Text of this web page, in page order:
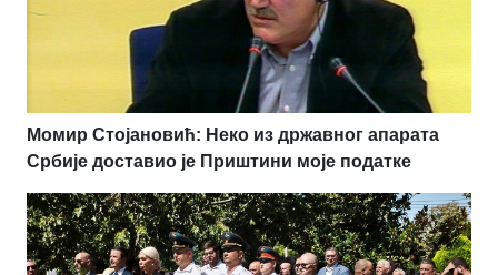
Момир Стојановић: Неко из државног апарата
Србије доставио је Приштини моје податке